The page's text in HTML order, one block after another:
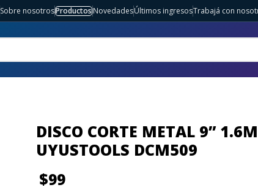
Sobre nosotrosProductosNovedadesÚltimos ingresosTrabajá con
DISCO CORTE METAL 9”
UYUSTOOLS DCM509
$99